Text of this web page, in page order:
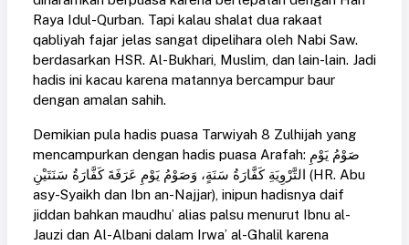
Raya Idul-Qurban. Tapi kalau shalat dua rakaat
qabliyah fajar jelas sangat dipelihara oleh Nabi Saw.
berdasarkan HSR. Al-Bukhari, Muslim, dan lain-lain. Jadi
hadis ini kacau karena matannya bercampur baur
dengan amalan sahih.
Demikian pula hadis puasa Tarwiyah 8 Zulhijah yang
mencampurkan dengan hadis puasa Arafah: صَوْمُ ‌يَوْمِ
‌التَّرْوِيَةِ ‌كَفَّارَةُ ‌سَنَةٍ، وَصَوْمُ يَوْمِ عَرَفَةَ كَفَّارَةُ سَنَتَيْنِ (HR. Abu
asy-Syaikh dan Ibn an-Najjar), inipun hadisnya daif
jiddan bahkan maudhu’ alias palsu menurut Ibnu al-
Jauzi dan Al-Albani dalam Irwa’ al-Ghalil karena